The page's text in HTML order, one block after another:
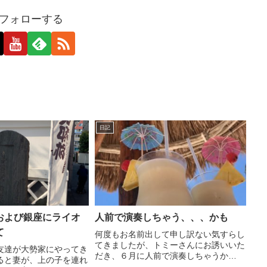
ォローする
よび銀座にライオ
達が大勢家にやってき
と妻が、上の子を連れ
日記
人前で演奏しちゃう、、、かも
何度もお名前出して申し訳ない気すらし
てきましたが、トミーさんにお誘いいた
だき、６月に人前で演奏しちゃうか